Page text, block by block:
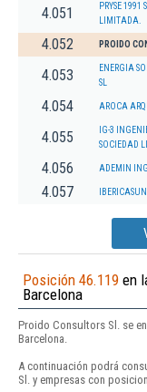
4.051
PRYSE 1991
LIMITADA.
4.052 PROIDO
4.053
ENERGIA
SL
4.054 AROCA
4.055
IG-3
SOCIEDAD
4.056 ADEMIN
4.057
Posición 46.119 en
Barcelona
Proido Consultors Sl. se
Barcelona.
A continuación podrá
Sl. y empresas con